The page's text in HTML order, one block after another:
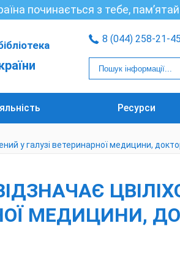
починається з тебе,
8 (044) 258-21-45
Ресурси
у галузі ветеринарної медицини,
МЕДИЦИНИ,